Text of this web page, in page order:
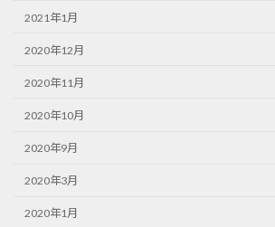
2021年1月
2020年12月
2020年11月
2020年10月
2020年9月
2020年3月
2020年1月